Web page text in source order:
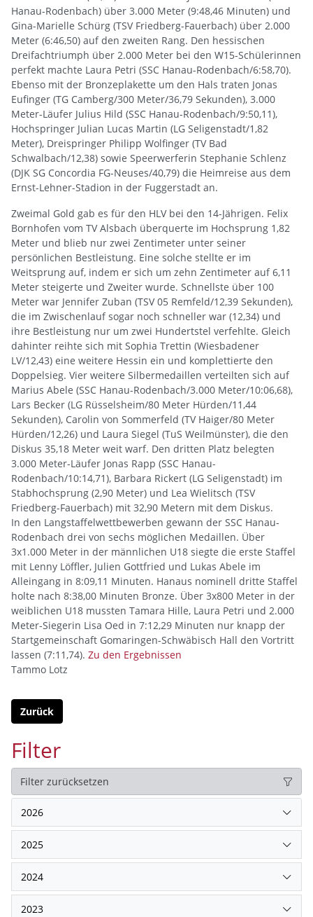
Hanau-Rodenbach) über 3.000 Meter (9:48,46 Minuten) und
Gina-Marielle Schürg (TSV Friedberg-Fauerbach) über 2.000
Meter (6:46,50) auf den zweiten Rang. Den hessischen
Dreifachtriumph über 2.000 Meter bei den W15-Schülerinnen
perfekt machte Laura Petri (SSC Hanau-Rodenbach/6:58,70).
Ebenso mit der Bronzeplakette um den Hals traten Jonas
Eufinger (TG Camberg/300 Meter/36,79 Sekunden), 3.000
Meter-Läufer Julius Hild (SSC Hanau-Rodenbach/9:50,11),
Hochspringer Julian Lucas Martin (LG Seligenstadt/1,82
Meter), Dreispringer Philipp Wolfinger (TV Bad
Schwalbach/12,38) sowie Speerwerferin Stephanie Schlenz
(DJK SG Concordia FG-Neuses/40,79) die Heimreise aus dem
Ernst-Lehner-Stadion in der Fuggerstadt an.
Zweimal Gold gab es für den HLV bei den 14-Jährigen. Felix
Bornhofen vom TV Alsbach überquerte im Hochsprung 1,82
Meter und blieb nur zwei Zentimeter unter seiner
persönlichen Bestleistung. Eine solche stellte er im
Weitsprung auf, indem er sich um zehn Zentimeter auf 6,11
Meter steigerte und Zweiter wurde. Schnellste über 100
Meter war Jennifer Zuban (TSV 05 Remfeld/12,39 Sekunden),
die im Zwischenlauf sogar noch schneller war (12,34) und
ihre Bestleistung nur um zwei Hundertstel verfehlte. Gleich
dahinter reihte sich mit Sophia Trettin (Wiesbadener
LV/12,43) eine weitere Hessin ein und komplettierte den
Doppelsieg. Vier weitere Silbermedaillen verteilten sich auf
Marius Abele (SSC Hanau-Rodenbach/3.000 Meter/10:06,68),
Lars Becker (LG Rüsselsheim/80 Meter Hürden/11,44
Sekunden), Carolin von Sommerfeld (TV Haiger/80 Meter
Hürden/12,26) und Laura Siegel (TuS Weilmünster), die den
Diskus 35,18 Meter weit warf. Den dritten Platz belegten
3.000 Meter-Läufer Jonas Rapp (SSC Hanau-
Rodenbach/10:14,71), Barbara Rickert (LG Seligenstadt) im
Stabhochsprung (2,90 Meter) und Lea Wielitsch (TSV
Friedberg-Fauerbach) mit 32,90 Metern mit dem Diskus.
In den Langstaffelwettbewerben gewann der SSC Hanau-
Rodenbach drei von sechs möglichen Medaillen. Über
3x1.000 Meter in der männlichen U18 siegte die erste Staffel
mit Lenny Löffler, Julien Gottfried und Lukas Abele im
Alleingang in 8:09,11 Minuten. Hanaus nominell dritte Staffel
holte nach 8:38,00 Minuten Bronze. Über 3x800 Meter in der
weiblichen U18 mussten Tamara Hille, Laura Petri und 2.000
Meter-Siegerin Lisa Oed in 7:12,29 Minuten nur knapp der
Startgemeinschaft Gomaringen-Schwäbisch Hall den Vortritt
lassen (7:11,74). Zu den Ergebnissen
Tammo Lotz
Zurück
Filter
Filter zurücksetzen
2026
2025
2024
2023